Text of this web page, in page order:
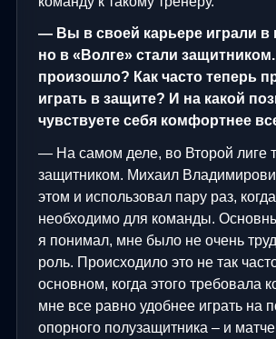
— Вы в своей карьере играли в
но в «Волге» стали защитником.
произошло? Как часто теперь
играть в защите? И на какой
чувствуете себя комфортнее
— На самом деле, во Второй лиге
защитником. Михаил
этом и использовал пару раз,
необходимо для команды.
я понимал, мне было не очень
роль. Происходило это не так
основном, когда этого требовала
мне все равно удобнее играть на
опорного полузащитника – и